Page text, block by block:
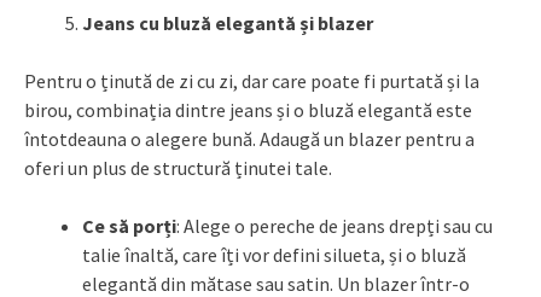
Jeans cu bluză elegantă și blazer
Pentru o ținută de zi cu zi, dar care poate fi purtată și la
birou, combinația dintre jeans și o bluză elegantă este
întotdeauna o alegere bună. Adaugă un blazer pentru a
oferi un plus de structură ținutei tale.
Ce să porți: Alege o pereche de jeans drepți sau cu
talie înaltă, care îți vor defini silueta, și o bluză
elegantă din mătase sau satin. Un blazer într-o